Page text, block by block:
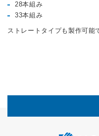
28本組み
33本組み
ストレートタイプも製作可能